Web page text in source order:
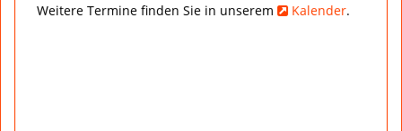
Weitere Termine finden Sie in unserem Kalender.